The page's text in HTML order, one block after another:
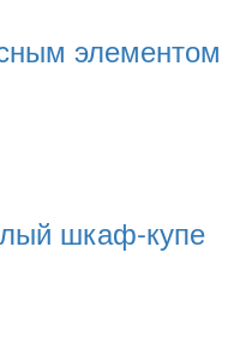
элементом
шкаф-купе